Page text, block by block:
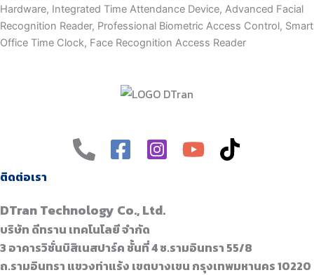
Hardware, Integrated Time Attendance Device, Advanced Facial
Recognition Reader, Professional Biometric Access Control, Smart
Office Time Clock, Face Recognition Access Reader
ติดต่อเรา
DTran Technology Co., Ltd.
บริษัท ดีทราน เทคโนโลยี จำกัด
3 อาคารวิชั่นบิสิเนสปาร์ค ชั้นที่ 4 ซ.รามอินทรา 55/8
ถ.รามอินทรา แขวงท่าแร้ง เขตบางเขน กรุงเทพมหานคร 10220